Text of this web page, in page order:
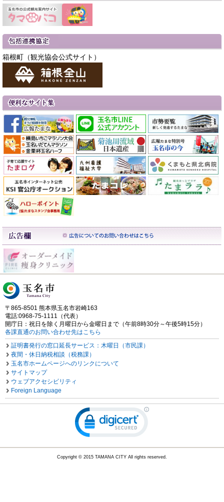
箱根町（観光協会公式サイト）
〒865-8501 熊本県玉名市岩崎163
電話:0968-75-1111（代表）
開庁日：祝日を除く月曜日から金曜日まで（午前8時30分～午後5時15分）
各課直通のお問い合わせ先はこちら
証明書発行の窓口延長サービス：木曜日（市民課）
夜間・休日納税相談（税務課）
玉名市ホームページへのリンクについて
サイトマップ
ウェブアクセシビリティ
Foreign Language
Copyright © 2015 TAMANA CITY All rights reserved.